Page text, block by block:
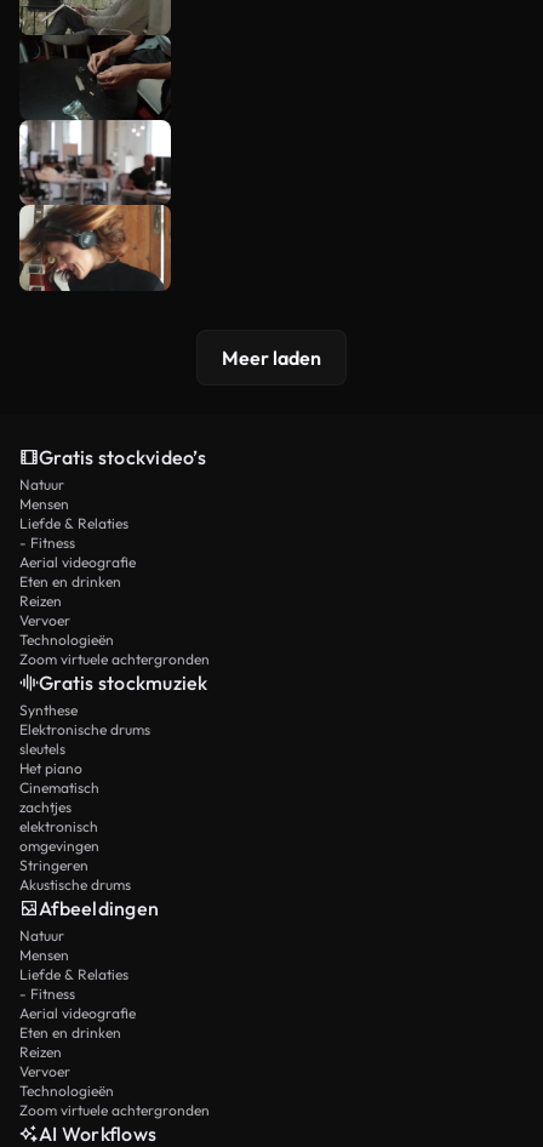
Meer laden
Gratis stockvideo’s
Natuur
Mensen
Liefde & Relaties
- Fitness
Aerial videografie
Eten en drinken
Reizen
Vervoer
Technologieën
Zoom virtuele achtergronden
Gratis stockmuziek
Synthese
Elektronische drums
sleutels
Het piano
Cinematisch
zachtjes
elektronisch
omgevingen
Stringeren
Akustische drums
Afbeeldingen
Natuur
Mensen
Liefde & Relaties
- Fitness
Aerial videografie
Eten en drinken
Reizen
Vervoer
Technologieën
Zoom virtuele achtergronden
AI Workflows